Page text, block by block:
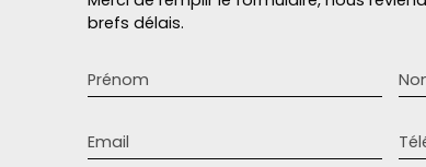
brefs délais.
Prénom
Email